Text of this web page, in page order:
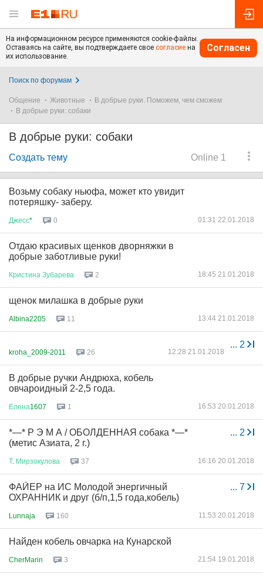
На информационном ресурсе применяются cookie-файлы.
Оставаясь на сайте, вы подтверждаете свое согласие на
их использование.
Согласен
Поиск по форумам
Общение Животные
В добрые руки. Поможем, чем сможем
В добрые руки: собаки
В добрые руки: собаки
Online 1
Создать тему
Возьму собаку ньюфа, может кто увидит
потеряшку- заберу.
Джесс* 0 01:31 22.01.2018
Отдаю красивых щенков дворняжки в
добрые заботливые руки!
Кристина Зубарева 2 18:45 21.01.2018
щенок милашка в добрые руки
Albina2205 11 13:44 21.01.2018
... 2
kroha_2009-2011 26 12:28 21.01.2018
В добрые ручки Андрюха, кобель
овчароидный 2-2,5 года.
Елена1607 1 16:53 20.01.2018
... 2
*—* Р Э М А / ОБОЛДЕННАЯ собака *—*
(метис Азиата, 2 г.)
Т. Мирзокулова 37 16:16 20.01.2018
... 7
ФАЙЕР на ИС Молодой энергичный
ОХРАННИК и друг (б/п,1,5 года,кобель)
Lunnaja 160 11:53 20.01.2018
Найден кобель овчарка на Кунарской
CherMarin 3 21:54 19.01.2018